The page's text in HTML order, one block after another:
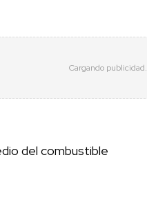
del combustible